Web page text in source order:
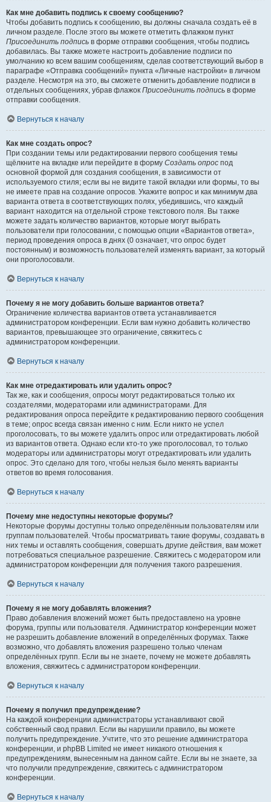
Как мне добавить подпись к своему сообщению?
Чтобы добавить подпись к сообщению, вы должны сначала создать её в
личном разделе. После этого вы можете отметить флажком пункт
Присоединить подпись в форме отправки сообщения, чтобы подпись
добавилась. Вы также можете настроить добавление подписи по
умолчанию ко всем вашим сообщениям, сделав соответствующий выбор в
параграфе «Отправка сообщений» пункта «Личные настройки» в личном
разделе. Несмотря на это, вы сможете отменить добавление подписи в
отдельных сообщениях, убрав флажок Присоединить подпись в форме
отправки сообщения.
Вернуться к началу
Как мне создать опрос?
При создании темы или редактировании первого сообщения темы
щёлкните на вкладке или перейдите в форму Создать опрос под
основной формой для создания сообщения, в зависимости от
используемого стиля; если вы не видите такой вкладки или формы, то вы
не имеете прав на создание опросов. Укажите вопрос и как минимум два
варианта ответа в соответствующих полях, убедившись, что каждый
вариант находится на отдельной строке текстового поля. Вы также
можете задать количество вариантов, которые могут выбрать
пользователи при голосовании, с помощью опции «Вариантов ответа»,
период проведения опроса в днях (0 означает, что опрос будет
постоянным) и возможность пользователей изменять вариант, за который
они проголосовали.
Вернуться к началу
Почему я не могу добавить больше вариантов ответа?
Ограничение количества вариантов ответа устанавливается
администратором конференции. Если вам нужно добавить количество
вариантов, превышающее это ограничение, свяжитесь с
администратором конференции.
Вернуться к началу
Как мне отредактировать или удалить опрос?
Так же, как и сообщения, опросы могут редактироваться только их
создателями, модераторами или администраторами. Для
редактирования опроса перейдите к редактированию первого сообщения
в теме; опрос всегда связан именно с ним. Если никто не успел
проголосовать, то вы можете удалить опрос или отредактировать любой
из вариантов ответа. Однако если кто-то уже проголосовал, то только
модераторы или администраторы могут отредактировать или удалить
опрос. Это сделано для того, чтобы нельзя было менять варианты
ответов во время голосования.
Вернуться к началу
Почему мне недоступны некоторые форумы?
Некоторые форумы доступны только определённым пользователям или
группам пользователей. Чтобы просматривать такие форумы, создавать в
них темы и оставлять сообщения, совершать другие действия, вам может
потребоваться специальное разрешение. Свяжитесь с модератором или
администратором конференции для получения такого разрешения.
Вернуться к началу
Почему я не могу добавлять вложения?
Право добавления вложений может быть предоставлено на уровне
форума, группы или пользователя. Администратор конференции может
не разрешить добавление вложений в определённых форумах. Также
возможно, что добавлять вложения разрешено только членам
определённых групп. Если вы не знаете, почему не можете добавлять
вложения, свяжитесь с администратором конференции.
Вернуться к началу
Почему я получил предупреждение?
На каждой конференции администраторы устанавливают свой
собственный свод правил. Если вы нарушили правило, вы можете
получить предупреждение. Учтите, что это решение администратора
конференции, и phpBB Limited не имеет никакого отношения к
предупреждениям, вынесенным на данном сайте. Если вы не знаете, за
что получили предупреждение, свяжитесь с администратором
конференции.
Вернуться к началу